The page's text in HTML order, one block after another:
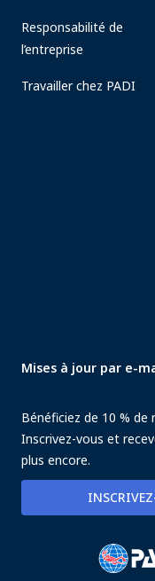
Responsabilité de
l’entreprise
Travailler chez PADI
Mises à jour par e-
Bénéficiez de 10 % de
Inscrivez-vous et
plus encore.